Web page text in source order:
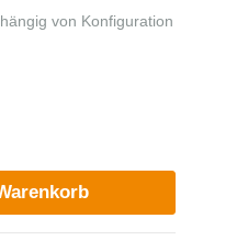
von Konfiguration